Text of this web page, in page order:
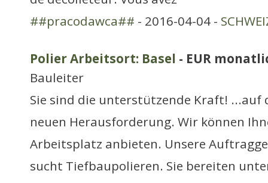
##pracodawca## - 2016-04-04 -
Polier Arbeitsort: Basel - EUR
Bauleiter
Sie sind die unterstützende Kraft! ...auf
neuen Herausforderung. Wir können
Arbeitsplatz anbieten. Unsere
sucht Tiefbaupolieren. Sie bereiten